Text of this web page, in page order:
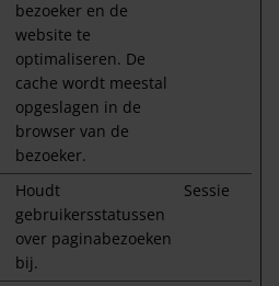
bezoeker en de
website te
optimaliseren. De
cache wordt meestal
opgeslagen in de
browser van de
bezoeker.
Houdt
gebruikersstatussen
over paginabezoeken
bij.
Sessie